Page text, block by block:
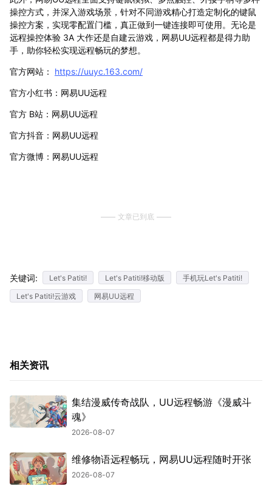
操控方式，并深入游戏场景，针对不同游戏精心打造定制化的键鼠
操控方案，实现零配置门槛，真正做到一键连接即可使用。无论是
远程操控体验 3A 大作还是自建云游戏，网易UU远程都是得力助
手，助你轻松实现远程畅玩的梦想。
官方网站： https://uuyc.163.com/
官方小红书：网易UU远程
官方 B站：网易UU远程
官方抖音：网易UU远程
官方微博：网易UU远程
文章已到底
关键词: Let's Patiti! Let's Patiti!移动版
手机玩Let's Patiti!
Let's Patiti!云游戏
网易UU远程
相关资讯
集结漫威传奇战队，UU远程畅游《漫威斗
魂》
2026-08-07
维修物语远程畅玩，网易UU远程随时开张
2026-08-07